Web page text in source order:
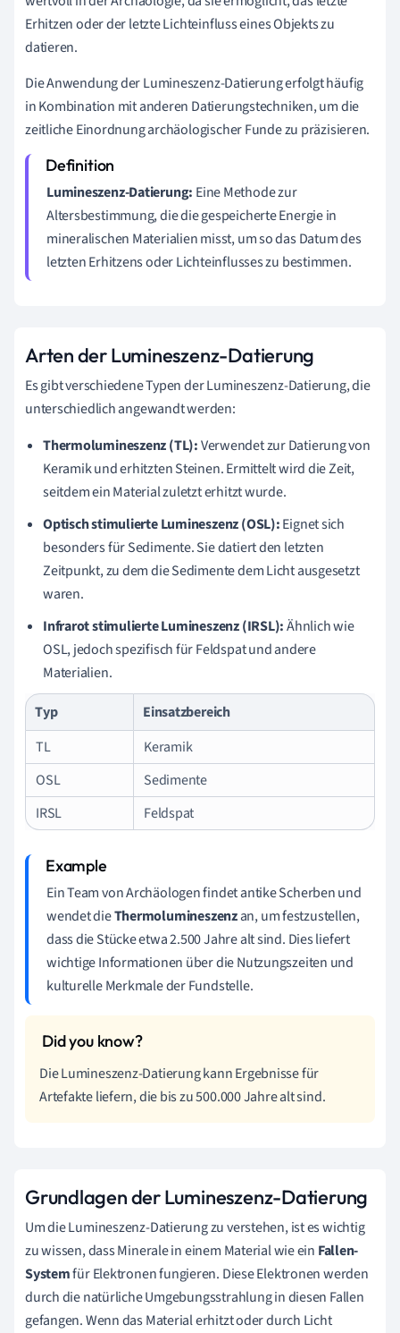
Erhitzen oder der letzte Lichteinfluss eines Objekts zu
datieren.
Die Anwendung der Lumineszenz-Datierung erfolgt häufig
in Kombination mit anderen Datierungstechniken, um die
zeitliche Einordnung archäologischer Funde zu präzisieren.
Lumineszenz-Datierung: Eine Methode zur
Altersbestimmung, die die gespeicherte Energie in
mineralischen Materialien misst, um so das Datum des
letzten Erhitzens oder Lichteinflusses zu bestimmen.
Arten der Lumineszenz-Datierung
Es gibt verschiedene Typen der Lumineszenz-Datierung, die
unterschiedlich angewandt werden:
Thermolumineszenz (TL):Verwendet zur Datierung von
Keramik und erhitzten Steinen. Ermittelt wird die Zeit,
seitdem ein Material zuletzt erhitzt wurde.
Optisch stimulierte Lumineszenz (OSL):Eignet sich
besonders für Sedimente. Sie datiert den letzten
Zeitpunkt, zu dem die Sedimente dem Licht ausgesetzt
waren.
Infrarot stimulierte Lumineszenz (IRSL):Ähnlich wie
OSL, jedoch spezifisch für Feldspat und andere
Materialien.
Typ
Einsatzbereich
TL
Keramik
OSL
Sedimente
IRSL
Feldspat
Ein Team von Archäologen findet antike Scherben und
wendet dieThermolumineszenzan, um festzustellen,
dass die Stücke etwa 2.500 Jahre alt sind. Dies liefert
wichtige Informationen über die Nutzungszeiten und
kulturelle Merkmale der Fundstelle.
Die Lumineszenz-Datierung kann Ergebnisse für
Artefakte liefern, die bis zu 500.000 Jahre alt sind.
Grundlagen der Lumineszenz-Datierung
Um die Lumineszenz-Datierung zu verstehen, ist es wichtig
zu wissen, dass Minerale in einem Material wie ein Fallen-
Systemfür Elektronen fungieren. Diese Elektronen werden
durch die natürliche Umgebungsstrahlung in diesen Fallen
gefangen. Wenn das Material erhitzt oder durch Licht